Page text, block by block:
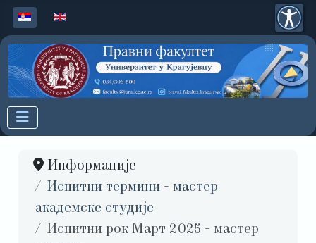
Изаберите ваш језик
Информације
Испитни термини - мастер
академске студије
Испитни рок Март 2025 - мастер